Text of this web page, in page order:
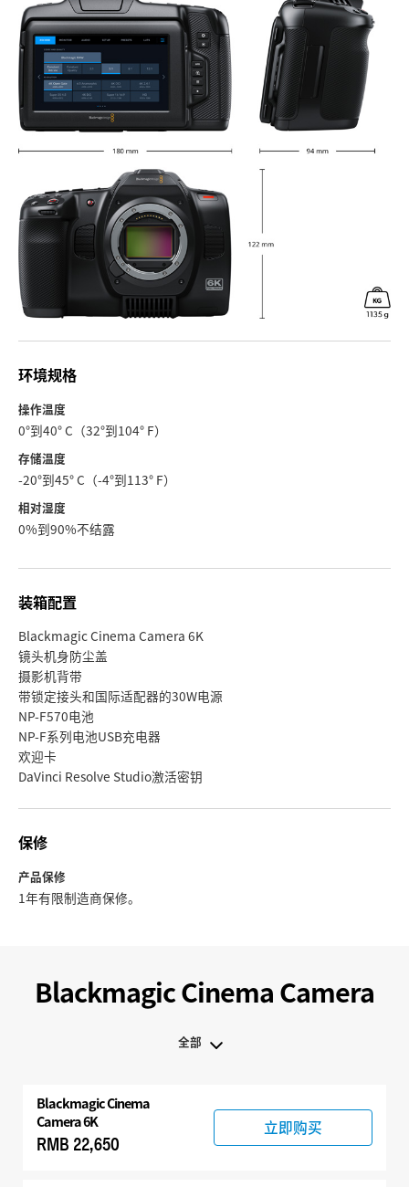
环境规格
操作温度
0°到40° C（32°到104° F）
存储温度
-20°到45° C（-4°到113° F）
相对湿度
0%到90%不结露
装箱配置
Blackmagic Cinema Camera 6K
镜头机身防尘盖
摄影机背带
带锁定接头和国际适配器的30W电源
NP-F570电池
NP-F系列电池USB充电器
欢迎卡
DaVinci Resolve Studio激活密钥
保修
产品保修
1年有限制造商保修。
Blackmagic Cinema Camera
全部
Blackmagic Cinema Camera
配件
BlackmagicCinema
Camera 6K
RMB 22,650
立即购买